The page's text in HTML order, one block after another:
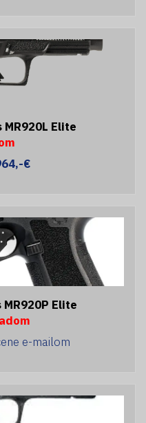
Elite
€
Elite
e-mailom